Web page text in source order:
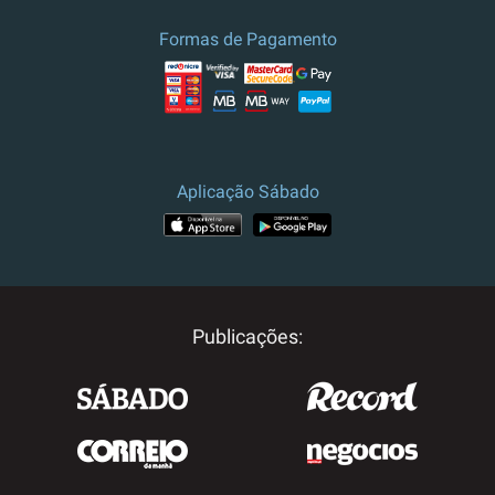
Preço e campanha válidos para
Portugal. Para outros destinos, por
favor contacte-nos.
Formas de Pagamento
Aplicação Sábado
Publicações: